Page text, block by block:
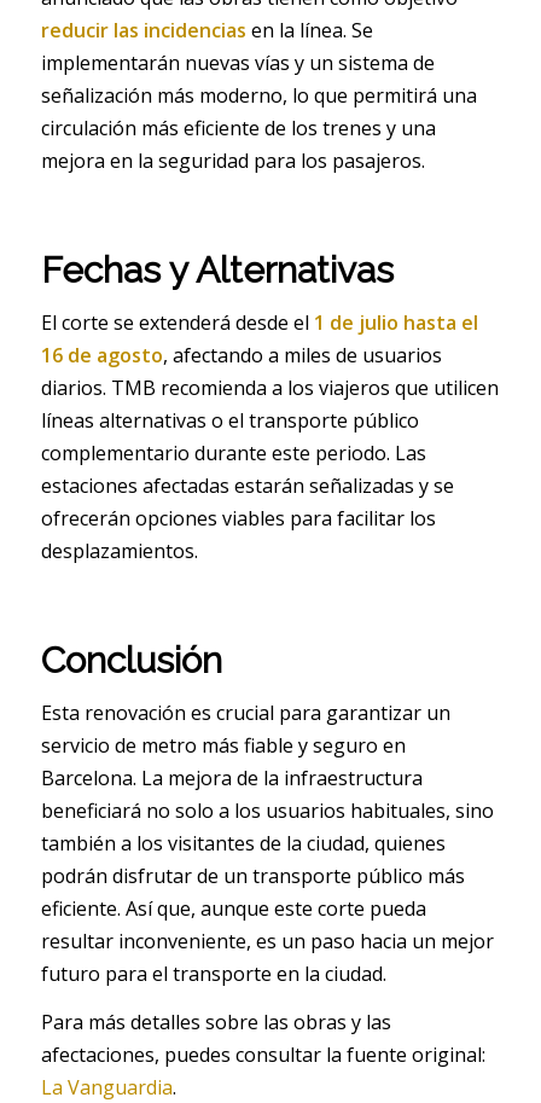
reducir las incidencias en la línea. Se
implementarán nuevas vías y un sistema de
señalización más moderno, lo que permitirá una
circulación más eficiente de los trenes y una
mejora en la seguridad para los pasajeros.
Fechas y Alternativas
El corte se extenderá desde el 1 de julio hasta el
16 de agosto, afectando a miles de usuarios
diarios. TMB recomienda a los viajeros que utilicen
líneas alternativas o el transporte público
complementario durante este periodo. Las
estaciones afectadas estarán señalizadas y se
ofrecerán opciones viables para facilitar los
desplazamientos.
Conclusión
Esta renovación es crucial para garantizar un
servicio de metro más fiable y seguro en
Barcelona. La mejora de la infraestructura
beneficiará no solo a los usuarios habituales, sino
también a los visitantes de la ciudad, quienes
podrán disfrutar de un transporte público más
eficiente. Así que, aunque este corte pueda
resultar inconveniente, es un paso hacia un mejor
futuro para el transporte en la ciudad.
Para más detalles sobre las obras y las
afectaciones, puedes consultar la fuente original:
La Vanguardia.